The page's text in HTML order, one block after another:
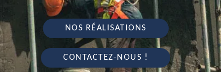
NOS RÉALISATIONS
CONTACTEZ-NOUS !